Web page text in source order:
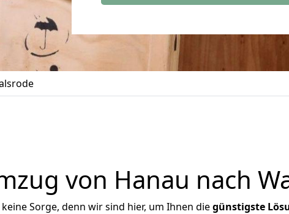
von Hanau nach
Sorge, denn wir sind hier, um Ihnen diegünstigste